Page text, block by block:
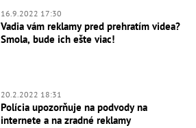
16.9.2022 17:30
Vadia vám reklamy pred prehratím videa?
Smola, bude ich ešte viac!
20.2.2022 18:31
Polícia upozorňuje na podvody na
internete a na zradné reklamy